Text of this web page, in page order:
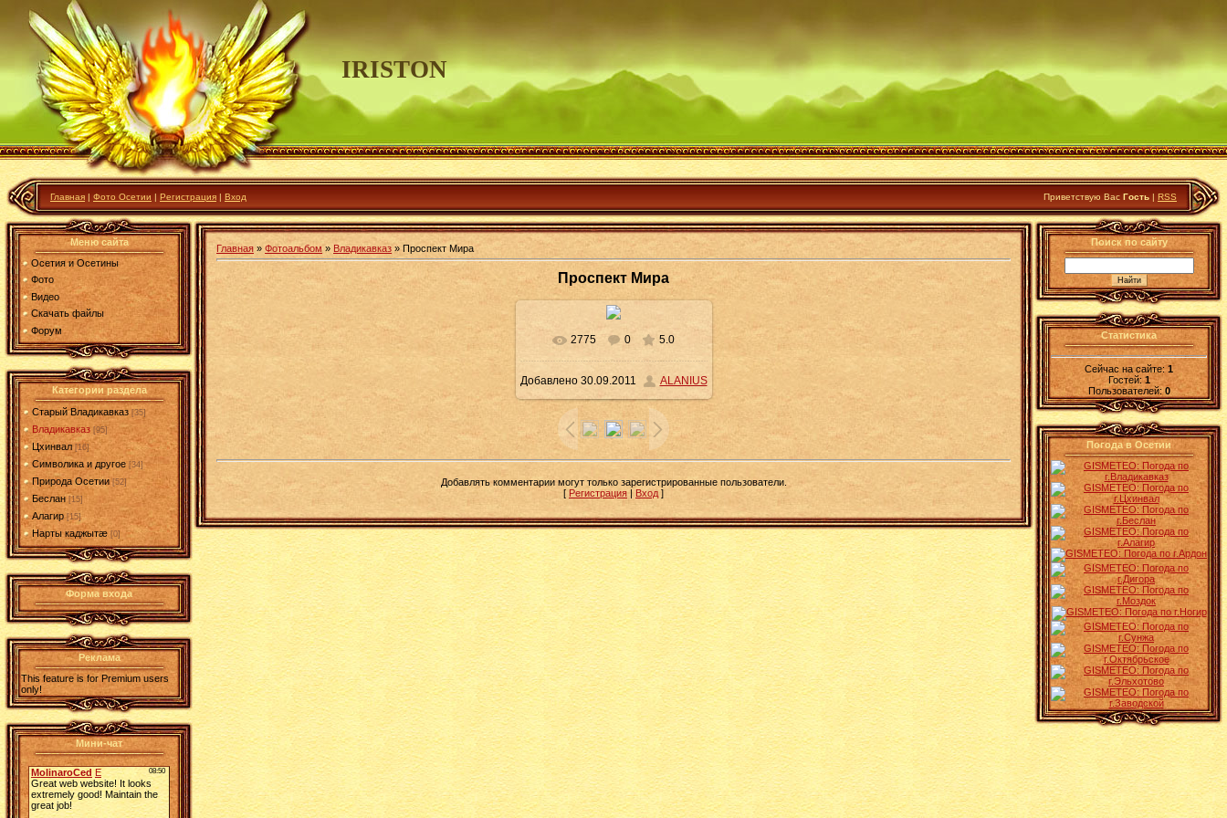
IRISTON
Главная | Фото Осетии | Регистрация | Вход Приветствую Вас Гость | RSS
Меню сайта
Осетия и Осетины
Фото
Видео
Скачать файлы
Форум
Категории раздела
Старый Владикавказ [35]
Владикавказ [95]
Цхинвал [16]
Символика и другое [34]
Природа Осетии [52]
Беслан [15]
Алагир [15]
Нарты каджытæ [0]
Форма входа
Реклама
This feature is for Premium users
only!
Мини-чат
Главная » Фотоальбом» Владикавказ » Проспект Мира
Проспект Мира
В реальном размере 684x500
/ 100.0Kb
2775 0 5.0
Добавлено30.09.2011 ALANIUS
Добавлять комментарии могут только зарегистрированные пользователи.
[ Регистрация | Вход ]
Поиск по сайту
Статистика
Сейчас на сайте: 1
Гостей:1
Пользователей: 0
Погода в Осетии